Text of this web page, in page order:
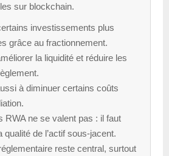
sur blockchain.
investissements plus
grâce au fractionnement.
la liquidité et réduire les
à diminuer certains coûts
RWA ne se valent pas : il faut
qualité de l’actif sous-jacent.
reste central, surtout